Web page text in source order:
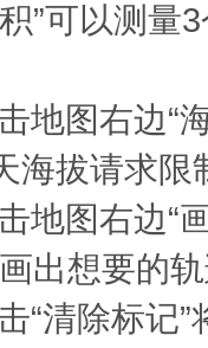
”可以测量
地图右边“
海拔请求
图右边“画
出想要的
“清除标记